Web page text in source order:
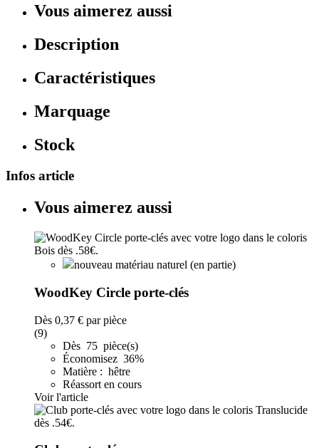
Vous aimerez aussi
Description
Caractéristiques
Marquage
Stock
Infos article
Vous aimerez aussi
nouveau matériau naturel (en partie)
WoodKey Circle porte-clés
Dès 0,37 € par pièce
(9)
Dès 75 pièce(s)
Économisez 36%
Matière : hêtre
Réassort en cours
Voir l'article